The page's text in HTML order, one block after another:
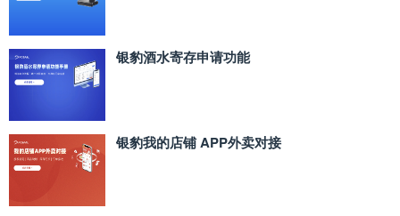
银豹酒水寄存申请功能
银豹我的店铺 APP外卖对接